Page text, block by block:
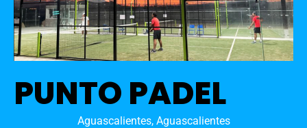
PUNTO PADEL
Aguascalientes, Aguascalientes